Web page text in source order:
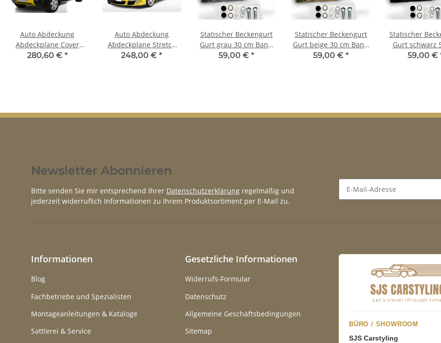
Auto Abdeckung
Abdeckplane Cover
Ganzgarage outdoor
280,60 € *
Auto Abdeckung
Abdeckplane Stretch
Cover Ganzgarage
248,00 € *
Statischer Beckengurt
Gurt grau 30 cm Band
für Fiat Chroma
59,00 € *
Statischer Beckengurt
Gurt beige 30 cm Band
für Fiat Tempra
59,00 € *
Statischer
Gurt schwarz
Band für Fiat
59,00 €
Newsletter Abonnieren
Bitte senden Sie mir entsprechend Ihrer Datenschutzerklärung regelmäßig und
jederzeit widerruflich Informationen zu Ihrem Produktsortiment per E-Mail zu.
Informationen
Blog
Fachbetriebe und Spezialisten
Montageanleitungen & Kataloge
Sattlerei & Service
Gesetzliche Informationen
Widerrufs-Formular
Datenschutz
Allgemeine Geschäftsbedingungen
Sitemap
BÜRO / SHOWROOM
SJS Carstyling